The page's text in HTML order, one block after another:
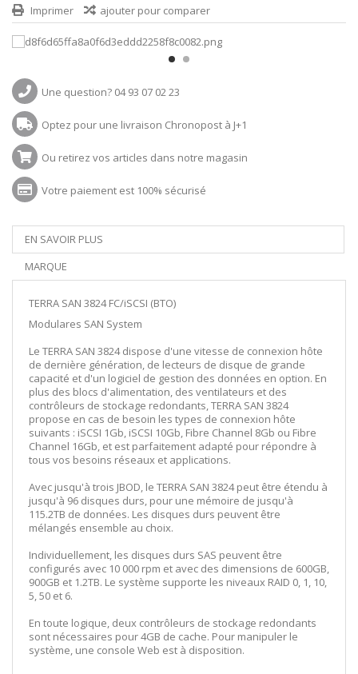
Imprimer ajouter pour comparer
Une question? 04 93 07 02 23
Optez pour une livraison Chronopost à J+1
Ou retirez vos articles dans notre magasin
Votre paiement est 100% sécurisé
EN SAVOIR PLUS
MARQUE
TERRA SAN 3824 FC/iSCSI (BTO)
Modulares SAN System
Le TERRA SAN 3824 dispose d'une vitesse de connexion hôte
de dernière génération, de lecteurs de disque de grande
capacité et d'un logiciel de gestion des données en option. En
plus des blocs d'alimentation, des ventilateurs et des
contrôleurs de stockage redondants, TERRA SAN 3824
propose en cas de besoin les types de connexion hôte
suivants : iSCSI 1Gb, iSCSI 10Gb, Fibre Channel 8Gb ou Fibre
Channel 16Gb, et est parfaitement adapté pour répondre à
tous vos besoins réseaux et applications.
Avec jusqu'à trois JBOD, le TERRA SAN 3824 peut être étendu à
jusqu'à 96 disques durs, pour une mémoire de jusqu'à
115.2TB de données. Les disques durs peuvent être
mélangés ensemble au choix.
Individuellement, les disques durs SAS peuvent être
configurés avec 10 000 rpm et avec des dimensions de 600GB,
900GB et 1.2TB. Le système supporte les niveaux RAID 0, 1, 10,
5, 50 et 6.
En toute logique, deux contrôleurs de stockage redondants
sont nécessaires pour 4GB de cache. Pour manipuler le
système, une console Web est à disposition.